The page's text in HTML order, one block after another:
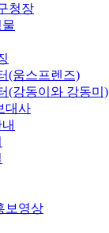
청장
(움스프렌즈)
(강동이와 강동미)
대사
보영상